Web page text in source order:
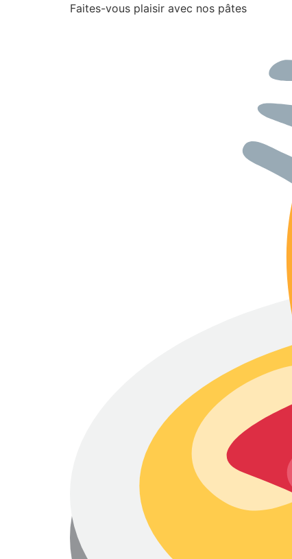
Faites-vous plaisir avec nos pâtes